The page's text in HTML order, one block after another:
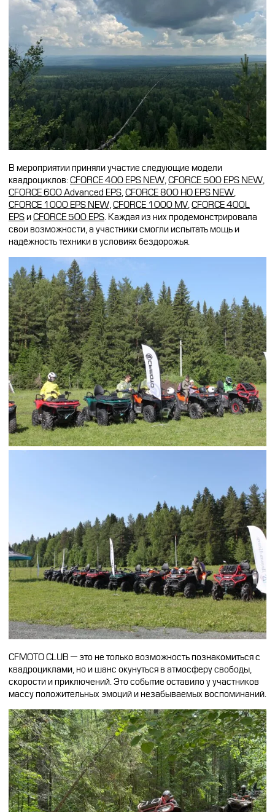
В мероприятии приняли участие следующие модели
квадроциклов:CFORCE 400 EPS NEW,CFORCE 500 EPS NEW,
CFORCE 600 Advanced EPS,CFORCE 800 HO EPS NEW,
CFORCE 1000 EPS NEW,CFORCE 1000 MV,CFORCE 400L
EPSиCFORCE 500 EPS. Каждая из них продемонстрировала
свои возможности, а участники смогли испытать мощь и
надёжность техники в условиях бездорожья.
CFMOTO CLUB — это не только возможность познакомиться с
квадроциклами, но и шанс окунуться в атмосферу свободы,
скорости и приключений. Это событие оставило у участников
массу положительных эмоций и незабываемых воспоминаний.